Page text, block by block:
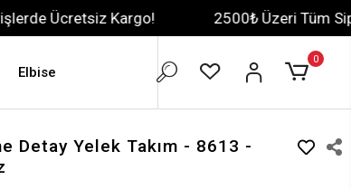
Kargo! 2500₺ Üzeri Tüm Siparişlerde
Elbise
0
Detay Yelek Takım - 8613 -